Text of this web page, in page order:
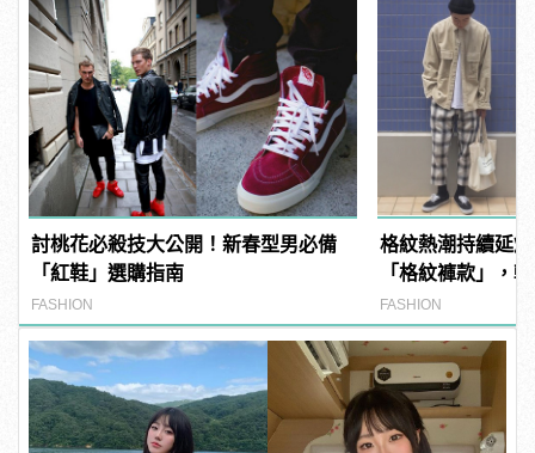
討桃花必殺技大公開！新春型男必備
「紅鞋」選購指南
FASHION
格紋熱潮持續延
「格紋褲款」，
息
FASHION